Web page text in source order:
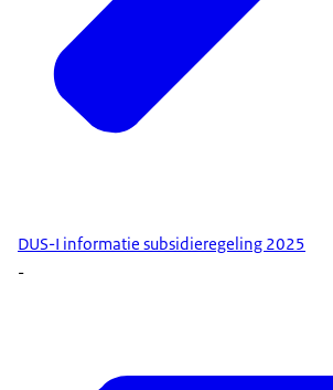
DUS-I informatie subsidieregeling 2025
-